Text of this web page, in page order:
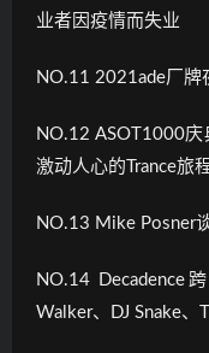
业者因疫情而失业
NO.11 2021ade厂牌
NO.12 ASOT1000
激动人心的Trance旅
NO.13 Mike Posner
NO.14 Decadence
Walker、DJ Snake、